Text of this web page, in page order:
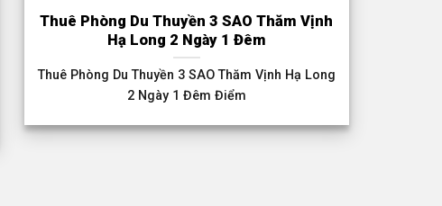
Thuê Phòng Du Thuyền 3 SAO Thăm Vịnh
Hạ Long 2 Ngày 1 Đêm
Thuê Phòng Du Thuyền 3 SAO Thăm Vịnh Hạ Long
2 Ngày 1 Đêm Điểm